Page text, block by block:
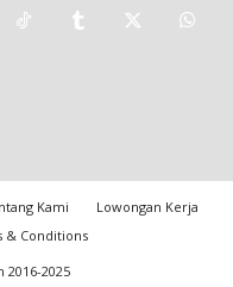
Kami
Lowongan Kerja
& Conditions
2016-2025